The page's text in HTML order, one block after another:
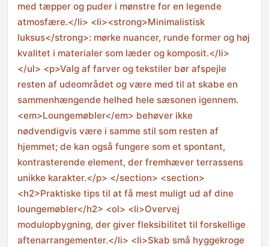
med tæpper og puder i mønstre for en legende
atmosfære.</li> <li><strong>Minimalistisk
luksus</strong>: mørke nuancer, runde former og høj
kvalitet i materialer som læder og komposit.</li>
</ul> <p>Valg af farver og tekstiler bør afspejle
resten af udeområdet og være med til at skabe en
sammenhængende helhed hele sæsonen igennem.
<em>Loungemøbler</em> behøver ikke
nødvendigvis være i samme stil som resten af
hjemmet; de kan også fungere som et spontant,
kontrasterende element, der fremhæver terrassens
unikke karakter.</p> </section> <section>
<h2>Praktiske tips til at få mest muligt ud af dine
loungemøbler</h2> <ol> <li>Overvej
modulopbygning, der giver fleksibilitet til forskellige
aftenarrangementer.</li> <li>Skab små hyggekroge